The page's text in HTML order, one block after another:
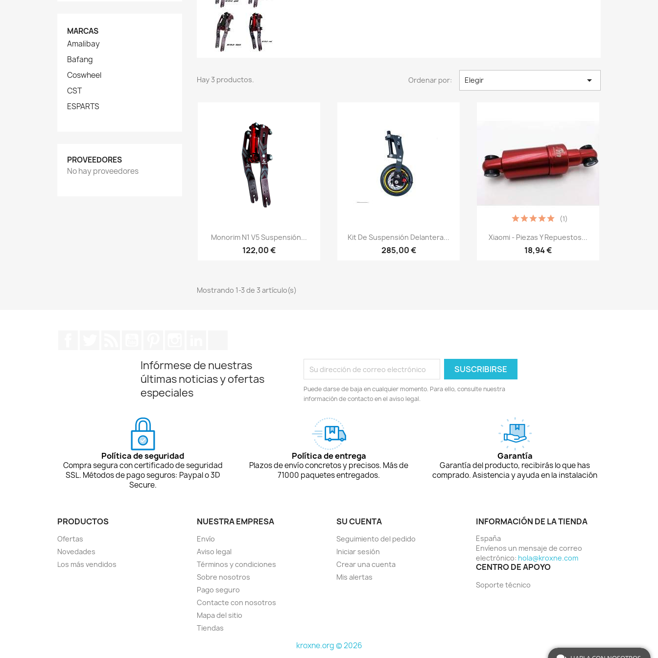
MARCAS
Amalibay
Bafang
Coswheel
CST
ESPARTS
PROVEEDORES
No hay proveedores
Hay 3 productos. Ordenar por: Elegir 
Vista rápida
Monorim N1 V5 Suspensión...
122,00 €
Vista rápida
Kit De Suspensión Delantera...
285,00 €
Vista rápida
Xiaomi - Piezas Y Repuestos...
18,94 €
(1)
Mostrando 1-3 de 3 artículo(s)
Infórmese de nuestras
últimas noticias y ofertas
especiales
Puede darse de baja en cualquier momento. Para ello, consulte nuestra
información de contacto en el aviso legal.
Política de seguridad
Compra segura con certificado de seguridad
SSL. Métodos de pago seguros: Paypal o 3D
Secure.
Política de entrega
Plazos de envío concretos y precisos. Más de
71000 paquetes entregados.
Garantía
Garantía del producto, recibirás lo que has
comprado. Asistencia y ayuda en la instalación
PRODUCTOS
Ofertas
Novedades
Los más vendidos
NUESTRA EMPRESA
Envío
Aviso legal
Términos y condiciones
Sobre nosotros
Pago seguro
Contacte con nosotros
Mapa del sitio
Tiendas
SU CUENTA
Seguimiento del pedido
Iniciar sesión
Crear una cuenta
Mis alertas
INFORMACIÓN DE LA TIENDA
España
Envíenos un mensaje de correo
electrónico: hola@kroxne.com
CENTRO DE APOYO
Soporte técnico
kroxne.org © 2026